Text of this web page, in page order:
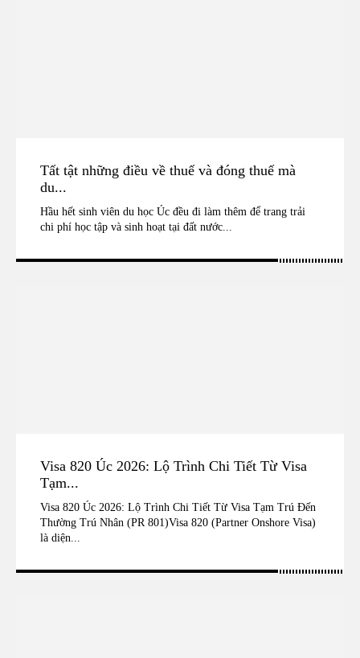
Tất tật những điều về thuế và đóng thuế mà
du...
Hầu hết sinh viên du học Úc đều đi làm thêm để trang trải
chi phí học tập và sinh hoạt tại đất nước...
Visa 820 Úc 2026: Lộ Trình Chi Tiết Từ Visa
Tạm...
Visa 820 Úc 2026: Lộ Trình Chi Tiết Từ Visa Tạm Trú Đến
Thường Trú Nhân (PR 801)Visa 820 (Partner Onshore Visa)
là diện...